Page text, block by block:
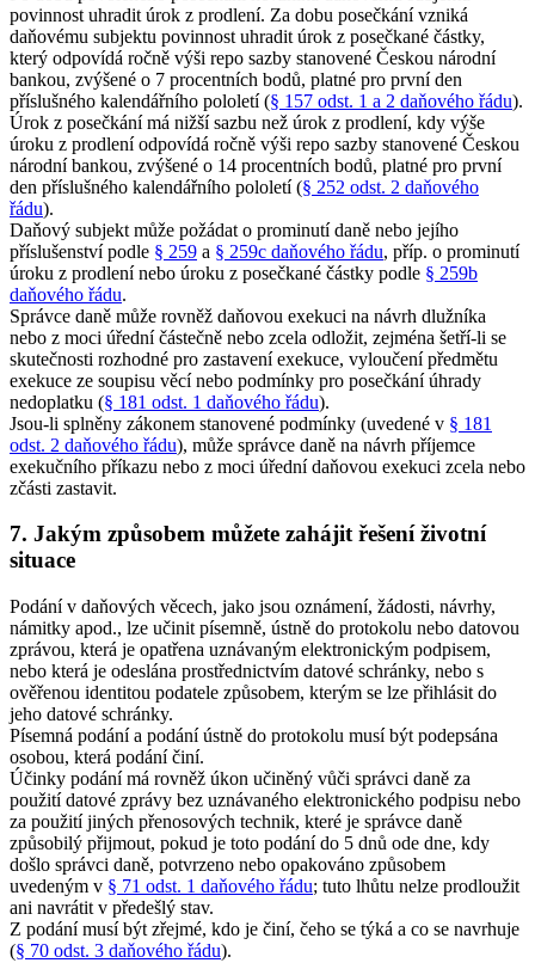
povinnost uhradit úrok z prodlení. Za dobu posečkání vzniká
daňovému subjektu povinnost uhradit úrok z posečkané částky,
který odpovídá ročně výši repo sazby stanovené Českou národní
bankou, zvýšené o 7 procentních bodů, platné pro první den
příslušného kalendářního pololetí (§ 157 odst. 1 a 2 daňového řádu).
Úrok z posečkání má nižší sazbu než úrok z prodlení, kdy výše
úroku z prodlení odpovídá ročně výši repo sazby stanovené Českou
národní bankou, zvýšené o 14 procentních bodů, platné pro první
den příslušného kalendářního pololetí (§ 252 odst. 2 daňového
řádu).
Daňový subjekt může požádat o prominutí daně nebo jejího
příslušenství podle § 259 a § 259c daňového řádu, příp. o prominutí
úroku z prodlení nebo úroku z posečkané částky podle § 259b
daňového řádu.
Správce daně může rovněž daňovou exekuci na návrh dlužníka
nebo z moci úřední částečně nebo zcela odložit, zejména šetří-li se
skutečnosti rozhodné pro zastavení exekuce, vyloučení předmětu
exekuce ze soupisu věcí nebo podmínky pro posečkání úhrady
nedoplatku (§ 181 odst. 1 daňového řádu).
Jsou-li splněny zákonem stanovené podmínky (uvedené v § 181
odst. 2 daňového řádu), může správce daně na návrh příjemce
exekučního příkazu nebo z moci úřední daňovou exekuci zcela nebo
zčásti zastavit.
7. Jakým způsobem můžete zahájit řešení životní
situace
Podání v daňových věcech, jako jsou oznámení, žádosti, návrhy,
námitky apod., lze učinit písemně, ústně do protokolu nebo datovou
zprávou, která je opatřena uznávaným elektronickým podpisem,
nebo která je odeslána prostřednictvím datové schránky, nebo s
ověřenou identitou podatele způsobem, kterým se lze přihlásit do
jeho datové schránky.
Písemná podání a podání ústně do protokolu musí být podepsána
osobou, která podání činí.
Účinky podání má rovněž úkon učiněný vůči správci daně za
použití datové zprávy bez uznávaného elektronického podpisu nebo
za použití jiných přenosových technik, které je správce daně
způsobilý přijmout, pokud je toto podání do 5 dnů ode dne, kdy
došlo správci daně, potvrzeno nebo opakováno způsobem
uvedeným v § 71 odst. 1 daňového řádu; tuto lhůtu nelze prodloužit
ani navrátit v předešlý stav.
Z podání musí být zřejmé, kdo je činí, čeho se týká a co se navrhuje
(§ 70 odst. 3 daňového řádu).